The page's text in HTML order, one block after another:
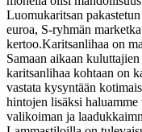
Luomukaritsan
euroa, S-ryhmän
kertoo.Karitsanlihaa on
Samaan aikaan
karitsanlihaa kohtaan on
vastata kysyntään
hintojen lisäksi haluamme
valikoiman ja